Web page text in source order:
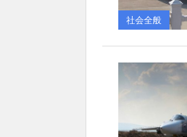
社会全般